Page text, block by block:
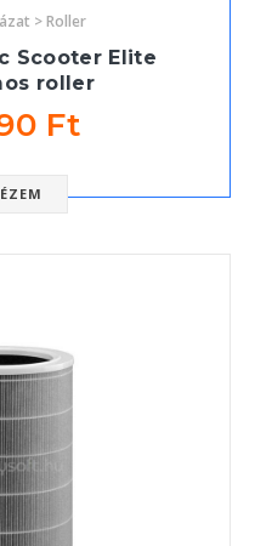
> Roller
Scooter Elite
roller
Ft